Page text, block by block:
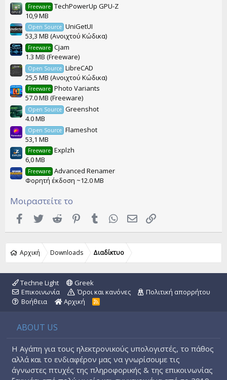
Freeware TechPowerUp GPU-Z
10,9 MB
Open Source UniGetUI
53,3 MB (Ανοιχτού Κώδικα)
Freeware Cjam
1.3 MB (Freeware)
Open Source LibreCAD
25,5 MB (Ανοιχτού Κώδικα)
Freeware Photo Variants
57.0 MB (Freeware)
Open Source Greenshot
4.0 MB
Open Source Flameshot
53,1 MB
Freeware Explzh
6,0 MB
Freeware Advanced Renamer
Φορητή έκδοση ~12.0 MB
Μοιραστείτε το
Facebook
Twitter Reddit Pinterest
Tumblr WhatsApp
Email
Αρχική Downloads Διαδίκτυο
Techne Light
Greek
Επικοινωνία
Όροι και κανόνες
Πολιτική απορρήτου
Βοήθεια
Αρχική
R
ABOUT US
Η Αγάπη για τους ηλεκτρονικούς υπολογιστές, το πάθος
αλλά και το ενδιαφέρον μας να γνωρίσουμε τις
άγνωστες πτυχές της πληροφορικής & της επικοινωνίας